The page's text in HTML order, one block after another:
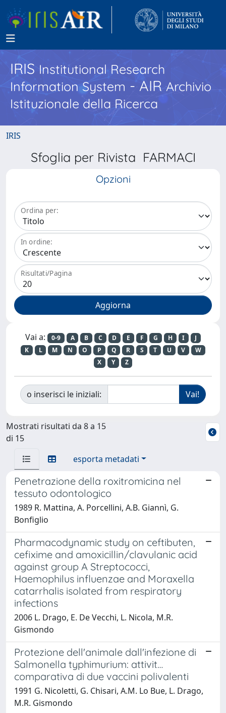
IRISInstitutional Research
Information System - AIR Archivio
Istituzionale della Ricerca
IRIS
Sfoglia per Rivista FARMACI
Opzioni
Ordina per:
In ordine:
Risultati/Pagina
Vai a: 0-9 A B C D E F G H I
J
K
L M N O P Q R S T U V
W
X
Y Z
o inserisci le iniziali:
Mostrati risultati da 8 a 15
di 15
esporta metadati
Penetrazione della roxitromicina nel
tessuto odontologico
1989 R. Mattina, A. Porcellini, A.B. Giannì, G.
Bonfiglio
Pharmacodynamic study on ceftibuten,
cefixime and amoxicillin/clavulanic acid
against group A Streptococci,
Haemophilus influenzae and Moraxella
catarrhalis isolated from respiratory
infections
2006 L. Drago, E. De Vecchi, L. Nicola, M.R.
Gismondo
Protezione dell'animale dall'infezione di
Salmonella typhimurium: attivit…
comparativa di due vaccini polivalenti
1991 G. Nicoletti, G. Chisari, A.M. Lo Bue, L. Drago,
M.R. Gismondo